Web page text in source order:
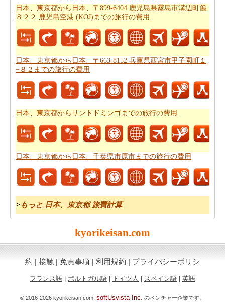
時間を得ることができます。
可能性を知りたいことを決定した場合、あなたの日本、
東京都から日本、熊本県水俣市までの道路ルートプラン
を計画し、あなたのルートプランナーを使用することが
できます。
日本、東京都から日本、〒899-6404 鹿児島県霧島市溝辺町麓
８２２ 鹿児島空港 (KOJ)までの旅行の費用
日本、東京都から日本、〒663-8152 兵庫県西宮市甲子園町１
−８２までの旅行の費用
日本、東京都からサントドミンゴまでの旅行の費用
日本、東京都から日本、千葉県市原市までの旅行の費用
> もっと 日本、東京都 旅費計算
kyorikeisan.com
約 | 接触 | 免責事項 | 利用規約 | プライバシーポリシ
フランス語 | ポルトガル語 | ドイツ人 | スペイン語 | 英語
© 2016-2026 kyorikeisan.com. softUsvista Inc. のベンチャー企業です。